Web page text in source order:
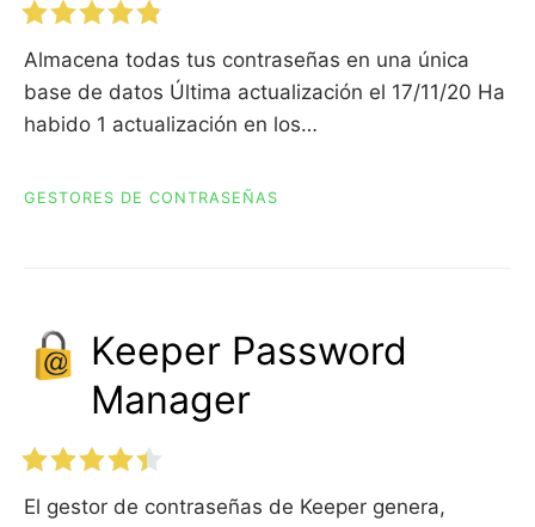
Almacena todas tus contraseñas en una única
base de datos Última actualización el 17/11/20 Ha
habido 1 actualización en los…
GESTORES DE CONTRASEÑAS
Keeper Password
Manager
El gestor de contraseñas de Keeper genera,